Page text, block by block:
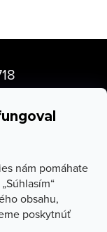
nám pomáhate
obsahu,
poskytnúť